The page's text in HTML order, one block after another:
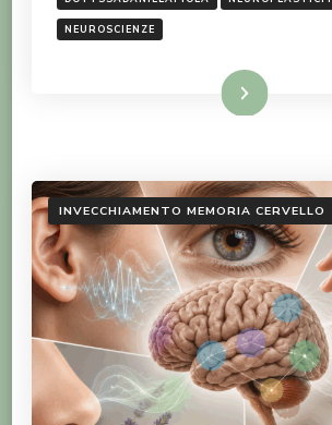
NEUROSCIENZE
LEGGI TUTTO
INVECCHIAMENTO MEMORIA CERVELLO